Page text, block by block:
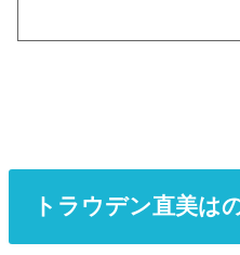
トラウデン直美は